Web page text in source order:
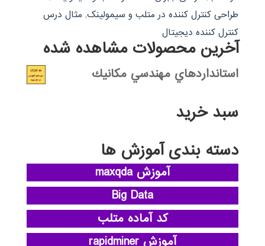
طراحی کنترل کننده در متلب و سیمولینک, مثال درس
کنترل کننده دیجیتال
آخرین محصولات مشاهده شده
استانداردهاي مهندسي مكانيك
سبد خرید
دسته بندی آموزش ها
آموزش maxqda
Big Data
کد آماده متلب
آموزش rapidminer